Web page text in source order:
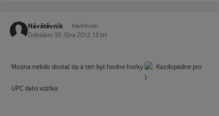
Návštěvník Návštěvníci
Odesláno 30. října 2012 13 let
Mozna nekdo dostal tip a ten byl hodne horky Kazdopadne pro
UPC dalsi vizitka.